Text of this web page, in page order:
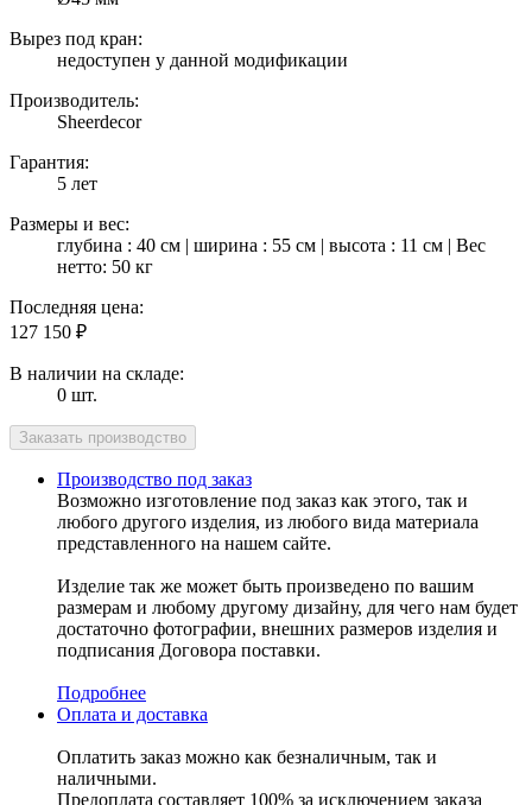
Вырез под кран:
недоступен у данной модификации
Производитель:
Sheerdecor
Гарантия:
5 лет
Размеры и вес:
глубина : 40 см | ширина : 55 см | высота : 11 см | Вес
нетто: 50 кг
Последняя цена:
127 150 ₽
В наличии на складе:
0 шт.
Производство под заказ
Возможно изготовление под заказ как этого, так и
любого другого изделия, из любого вида материала
представленного на нашем сайте.
Изделие так же может быть произведено по вашим
размерам и любому другому дизайну, для чего нам будет
достаточно фотографии, внешних размеров изделия и
подписания Договора поставки.
Подробнее
Оплата и доставка
Оплатить заказ можно как безналичным, так и
наличными.
Предоплата составляет 100% за исключением заказа